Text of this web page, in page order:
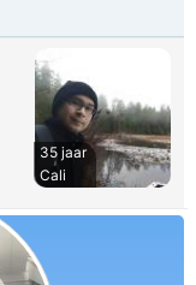
35 jaar
Cali